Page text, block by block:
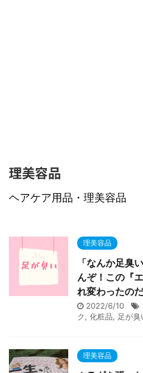
理美容品
ヘアケア用品・理美容品
理美容品
「なんか足臭
んぞ！この『
れ変わったのだ
2022/6/10
ク, 化粧品, 足が臭
理美容品